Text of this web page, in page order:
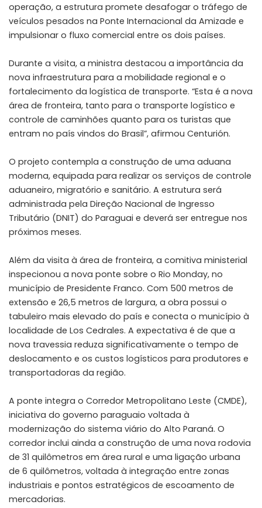
operação, a estrutura promete desafogar o tráfego de
veículos pesados na Ponte Internacional da Amizade e
impulsionar o fluxo comercial entre os dois países.
Durante a visita, a ministra destacou a importância da
nova infraestrutura para a mobilidade regional e o
fortalecimento da logística de transporte. “Esta é a nova
área de fronteira, tanto para o transporte logístico e
controle de caminhões quanto para os turistas que
entram no país vindos do Brasil”, afirmou Centurión.
O projeto contempla a construção de uma aduana
moderna, equipada para realizar os serviços de controle
aduaneiro, migratório e sanitário. A estrutura será
administrada pela Direção Nacional de Ingresso
Tributário (DNIT) do Paraguai e deverá ser entregue nos
próximos meses.
Além da visita à área de fronteira, a comitiva ministerial
inspecionou a nova ponte sobre o Rio Monday, no
município de Presidente Franco. Com 500 metros de
extensão e 26,5 metros de largura, a obra possui o
tabuleiro mais elevado do país e conecta o município à
localidade de Los Cedrales. A expectativa é de que a
nova travessia reduza significativamente o tempo de
deslocamento e os custos logísticos para produtores e
transportadoras da região.
A ponte integra o Corredor Metropolitano Leste (CMDE),
iniciativa do governo paraguaio voltada à
modernização do sistema viário do Alto Paraná. O
corredor inclui ainda a construção de uma nova rodovia
de 31 quilômetros em área rural e uma ligação urbana
de 6 quilômetros, voltada à integração entre zonas
industriais e pontos estratégicos de escoamento de
mercadorias.